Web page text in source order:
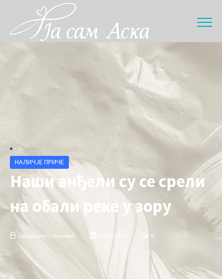
НАЛИЧЈЕ ПРИЧЕ
Наши анђели су се срели
на обали реке у зору
Србијанка Станковић 24/03/2019 0